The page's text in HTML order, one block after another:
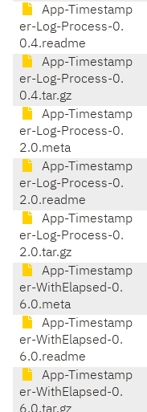
App-Timestamp
er-Log-Process-0.
0.4.readme
App-Timestamp
er-Log-Process-0.
0.4.tar.gz
App-Timestamp
er-Log-Process-0.
2.0.meta
App-Timestamp
er-Log-Process-0.
2.0.readme
App-Timestamp
er-Log-Process-0.
2.0.tar.gz
App-Timestamp
er-WithElapsed-0.
6.0.meta
App-Timestamp
er-WithElapsed-0.
6.0.readme
App-Timestamp
er-WithElapsed-0.